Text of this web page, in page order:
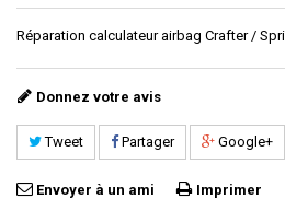
Réparation calculateur airbag Crafter /
Donnez votre avis
Tweet Partager Google+
Envoyer à un ami Imprimer